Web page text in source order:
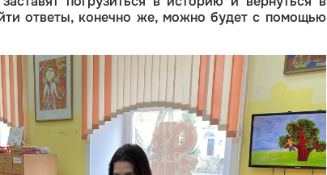
ответы, конечно же, можно будет с помощью